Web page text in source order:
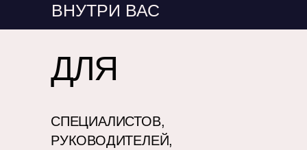
ВНУТРИ ВАС
ДЛЯ
СПЕЦИАЛИСТОВ,
РУКОВОДИТЕЛЕЙ,